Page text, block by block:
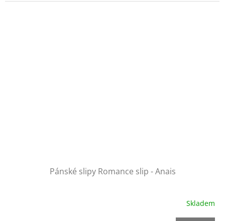
Pánské slipy Romance slip - Anais
Skladem